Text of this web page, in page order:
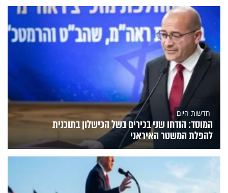
חדשות היום
המוסד: הודחו שני בכירים בשל הכישלון בתוכנית
להפלת המשטר האיראני